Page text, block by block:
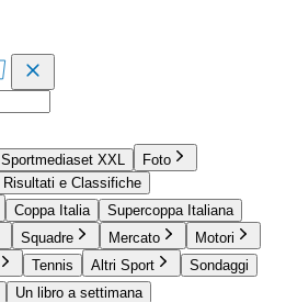
Sportmediaset XXL
Foto
Risultati e Classifiche
Coppa Italia
Supercoppa Italiana
Squadre Mercato
Motori
Tennis Altri Sport
Sondaggi
Un libro a settimana